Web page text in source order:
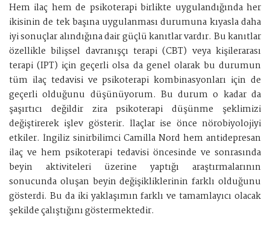
Hem ilaç hem de psikoterapi birlikte uygulandığında her
ikisinin de tek başına uygulanması durumuna kıyasla daha
iyi sonuçlar alındığına dair güçlü kanıtlar vardır. Bu kanıtlar
özellikle bilişsel davranışçı terapi (CBT) veya kişilerarası
terapi (IPT) için geçerli olsa da genel olarak bu durumun
tüm ilaç tedavisi ve psikoterapi kombinasyonları için de
geçerli olduğunu düşünüyorum. Bu durum o kadar da
şaşırtıcı değildir zira psikoterapi düşünme şeklimizi
değiştirerek işlev gösterir. İlaçlar ise önce nörobiyolojiyi
etkiler. İngiliz sinirbilimci Camilla Nord hem antidepresan
ilaç ve hem psikoterapi tedavisi öncesinde ve sonrasında
beyin aktiviteleri üzerine yaptığı araştırmalarının
sonucunda oluşan beyin değişikliklerinin farklı olduğunu
gösterdi. Bu da iki yaklaşımın farklı ve tamamlayıcı olacak
şekilde çalıştığını göstermektedir.